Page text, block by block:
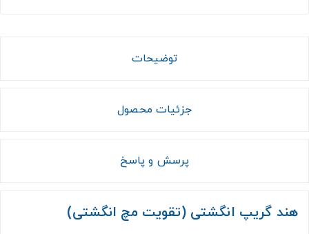
توضیحات
جزئیات محصول
پرسش و پاسخ
هند گریپ انگشتی (تقویت مچ انگشتی)